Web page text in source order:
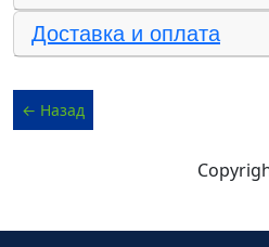
Доставка и оплата